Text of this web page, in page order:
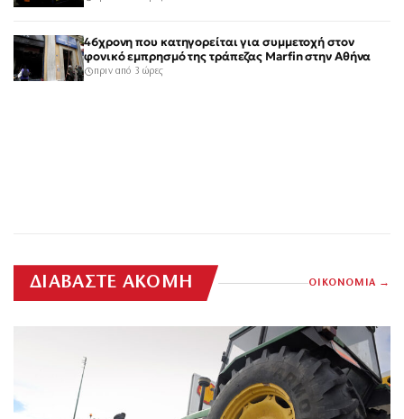
46χρονη που κατηγορείται για συμμετοχή στον
φονικό εμπρησμό της τράπεζας Marfin στην Αθήνα
πριν από 3 ώρες
ΔΙΑΒΑΣΤΕ ΑΚΟΜΗ ΟΙΚΟΝΟΜΙΑ